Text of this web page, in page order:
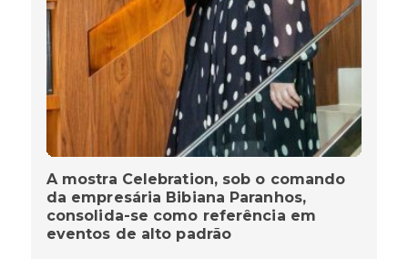
A mostra Celebration, sob o comando
da empresária Bibiana Paranhos,
consolida-se como referência em
eventos de alto padrão